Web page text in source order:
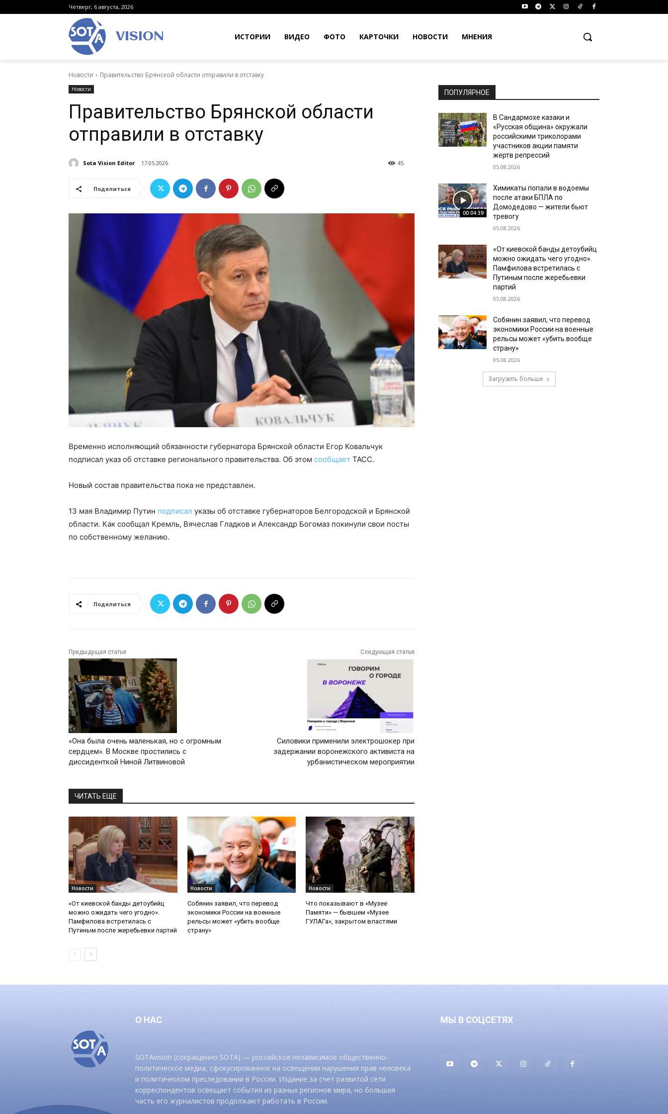
Четверг, 6 августа, 2026
VISION ИСТОРИИ ВИДЕО ФОТО КАРТОЧКИ НОВОСТИ МНЕНИЯ
Новости Правительство Брянской области отправили в отставку
Новости
Правительство Брянской области
отправили в отставку
Sota Vision Editor 17.05.2026 45
Поделиться
Временно исполняющий обязанности губернатора Брянской области Егор Ковальчук
подписал указ об отставке регионального правительства. Об этом сообщает ТАСС.
Новый состав правительства пока не представлен.
13 мая Владимир Путин подписал указы об отставке губернаторов Белгородской и Брянской
области. Как сообщал Кремль, Вячеслав Гладков и Александр Богомаз покинули свои посты
по собственному желанию.
Поделиться
Предыдущая статья
«Она была очень маленькая, но с огромным
сердцем». В Москве простились с
диссиденткой Ниной Литвиновой
Следующая статья
Силовики применили электрошокер при
задержании воронежского активиста на
урбанистическом мероприятии
ЧИТАТЬ ЕЩЕ
Новости
«От киевской банды детоубийц
можно ожидать чего угодно».
Памфилова встретилась с
Путиным после жеребьевки партий
Новости
Собянин заявил, что перевод
экономики России на военные
рельсы может «убить вообще
страну»
Новости
Что показывают в «Музее
Памяти» — бывшем «Музее
ГУЛАГа», закрытом властями
ПОПУЛЯРНОЕ
В Сандармохе казаки и
«Русская община» окружали
российскими триколорами
участников акции памяти
жертв репрессий
05.08.2026
00:04:39
Химикаты попали в водоемы
после атаки БПЛА по
Домодедово — жители бьют
тревогу
05.08.2026
«От киевской банды детоубийц
можно ожидать чего угодно».
Памфилова встретилась с
Путиным после жеребьевки
партий
05.08.2026
Собянин заявил, что перевод
экономики России на военные
рельсы может «убить вообще
страну»
05.08.2026
Загрузить больше
О НАС
SOTAvision (сокращенно SOTA) — российское независимое общественно-
политическое медиа, сфокусированное на освещении нарушения прав человека
и политическом преследовании в России. Издание за счет развитой сети
корреспондентов освещает события из разных регионов мира, но большая
часть его журналистов продолжают работать в России.
МЫ В СОЦСЕТЯХ